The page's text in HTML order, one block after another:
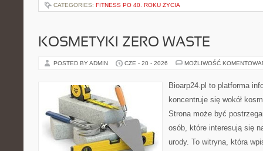
CATEGORIES: FITNESS PO 40. ROKU ŻYCIA
KOSMETYKI ZERO WASTE
POSTED BY ADMIN CZE - 20 - 2026 MOŻLIWOŚĆ
Bioarp24.pl to platforma
koncentruje się wokół
Strona może być
osób, które interesują się
urody. To witryna, która